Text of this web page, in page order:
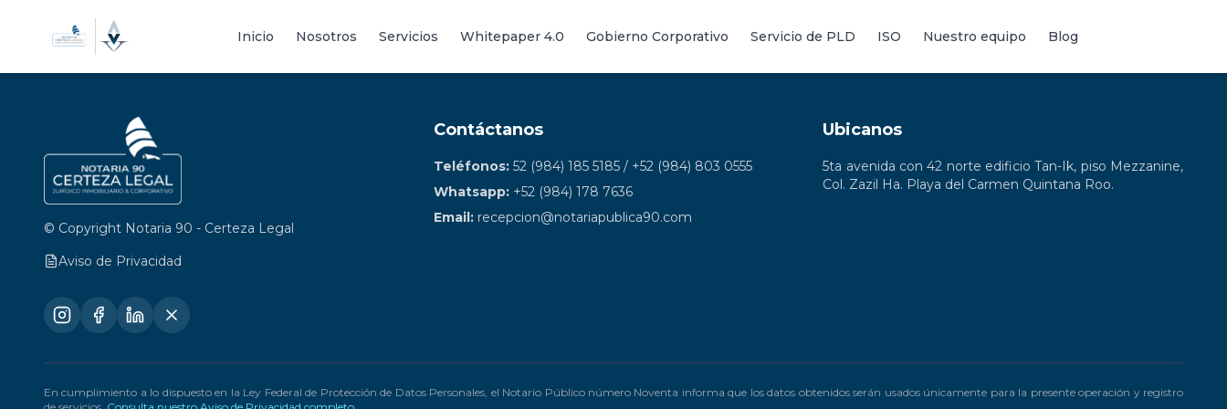
Inicio Nosotros Servicios Whitepaper 4.0 Gobierno Corporativo Servicio de PLD ISO Nuestro equipo Blog
© Copyright Notaria 90 - Certeza Legal
Aviso de Privacidad
Contáctanos
Teléfonos: 52 (984) 185 5185 / +52 (984) 803 0555
Whatsapp: +52 (984) 178 7636
Email: recepcion@notariapublica90.com
Ubicanos
5ta avenida con 42 norte edificio Tan-Ik, piso Mezzanine,
Col. Zazil Ha. Playa del Carmen Quintana Roo.
En cumplimiento a lo dispuesto en la Ley Federal de Protección de Datos Personales, el Notario Público número Noventa informa que los datos obtenidos serán usados únicamente para la presente operación y registro